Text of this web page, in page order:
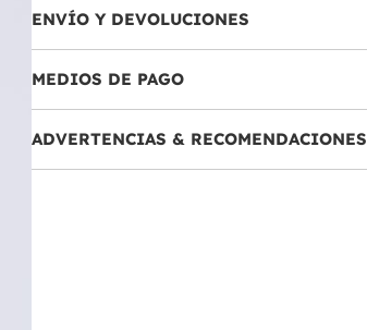
ENVÍO Y DEVOLUCIONES
MEDIOS DE PAGO
ADVERTENCIAS & RECOMENDACIONES